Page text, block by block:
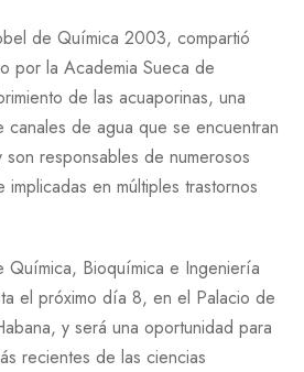
de Química 2003, compartió
por la Academia Sueca de
de las acuaporinas, una
canales de agua que se encuentran
responsables de numerosos
en múltiples trastornos
Química, Bioquímica e Ingeniería
el próximo día 8, en el Palacio de
y será una oportunidad para
recientes de las ciencias